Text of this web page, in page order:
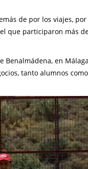
de por los viajes,
que participaron más
Benalmádena, en
tanto alumnos